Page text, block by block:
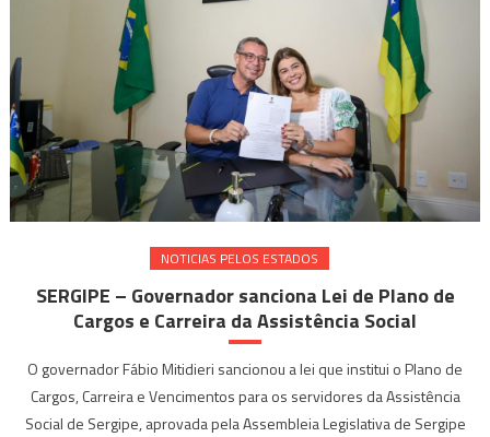
NOTICIAS PELOS ESTADOS
SERGIPE – Governador sanciona Lei de Plano de
Cargos e Carreira da Assistência Social
O governador Fábio Mitidieri sancionou a lei que institui o Plano de
Cargos, Carreira e Vencimentos para os servidores da Assistência
Social de Sergipe, aprovada pela Assembleia Legislativa de Sergipe